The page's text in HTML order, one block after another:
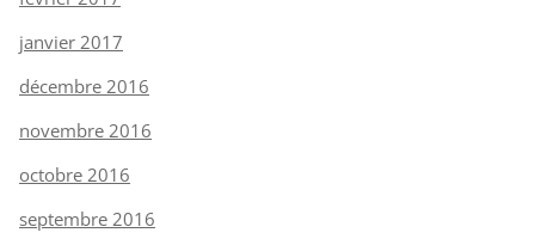
janvier 2017
décembre 2016
novembre 2016
octobre 2016
septembre 2016